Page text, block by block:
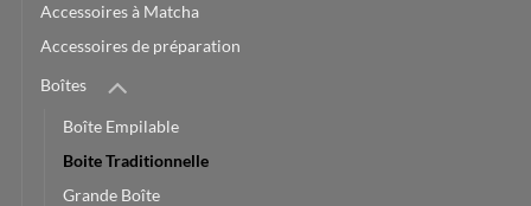
Accessoires à Matcha
Accessoires de préparation
Boîtes
Boîte Empilable
Boite Traditionnelle
Grande Boîte